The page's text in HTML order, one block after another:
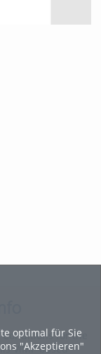
optimal für Sie
"Akzeptieren"
for the
ViMP based